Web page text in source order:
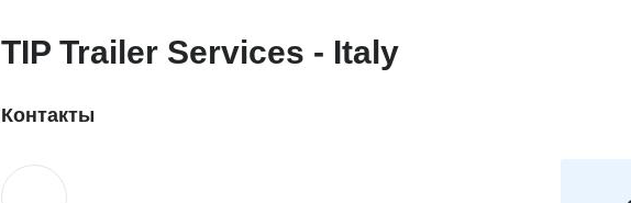
TIP Trailer Services - Italy
Контакты